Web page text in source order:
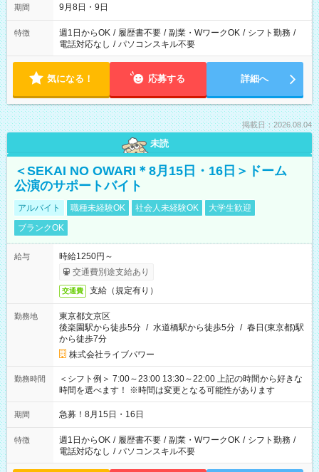
期間 9月8日・9日
特徴 週1日からOK / 履歴書不要 / 副業・WワークOK / シフト勤務 /
電話対応なし / パソコンスキル不要
気になる！ 応募する 詳細へ
掲載日：2026.08.04
未読
＜SEKAI NO OWARI＊8月15日・16日＞ドーム
公演のサポートバイト
アルバイト 職種未経験OK 社会人未経験OK
大学生歓迎
ブランクOK
給与
時給1250円～
交通費別途支給あり
交通費 支給（規定有り）
勤務地
東京都文京区
後楽園駅から徒歩5分 / 水道橋駅から徒歩5分 / 春日(東京都)駅
から徒歩7分
株式会社ライブパワー
勤務時間
＜シフト例＞ 7:00～23:00 13:30～22:00 上記の時間から好きな
時間を選べます！ ※時間は変更となる可能性があります
期間 急募！8月15日・16日
特徴 週1日からOK / 履歴書不要 / 副業・WワークOK / シフト勤務 /
電話対応なし / パソコンスキル不要